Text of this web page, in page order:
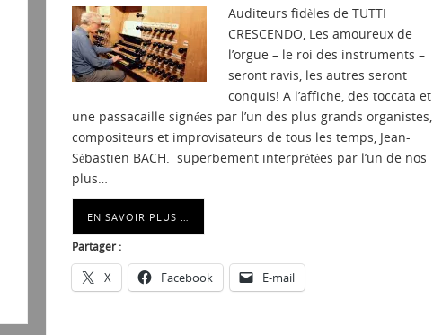
Auditeurs fidèles de TUTTI
CRESCENDO, Les amoureux de
l’orgue – le roi des instruments –
seront ravis, les autres seront
conquis! A l’affiche, des toccata et
une passacaille signées par l’un des plus grands organistes,
compositeurs et improvisateurs de tous les temps, Jean-
Sébastien BACH. superbement interprétées par l’un de nos
plus…
EN SAVOIR PLUS …
Partager :
X Facebook E-mail